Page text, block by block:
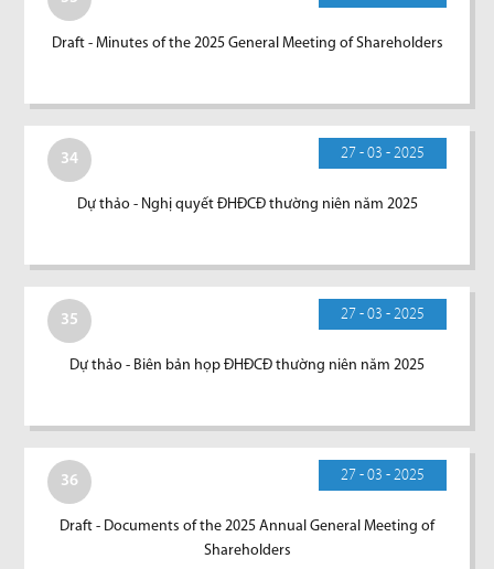
Draft - Minutes of the 2025 General Meeting of Shareholders
34 27 - 03 - 2025
Dự thảo - Nghị quyết ĐHĐCĐ thường niên năm 2025
35 27 - 03 - 2025
Dự thảo - Biên bản họp ĐHĐCĐ thường niên năm 2025
36 27 - 03 - 2025
Draft - Documents of the 2025 Annual General Meeting of
Shareholders